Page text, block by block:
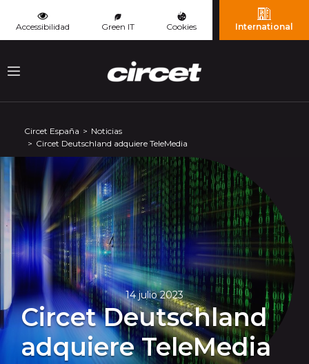
Accessibilidad Green IT Cookies International
Menu
Circet España
Noticias
Circet Deutschland adquiere TeleMedia
14 julio 2023
Circet Deutschland
adquiere TeleMedia